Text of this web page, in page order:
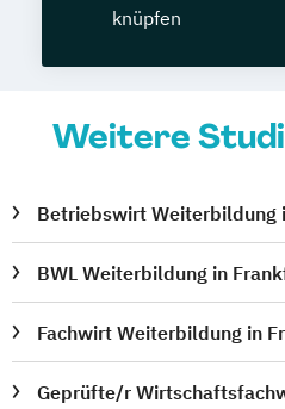
knüpfen
Weitere
Betriebswirt Weiterbildung
BWL Weiterbildung in
Fachwirt Weiterbildung in
Geprüfte/r